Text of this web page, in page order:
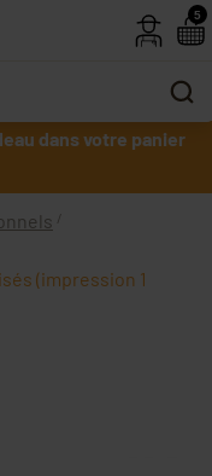
dans votre panier
(impression 1
5